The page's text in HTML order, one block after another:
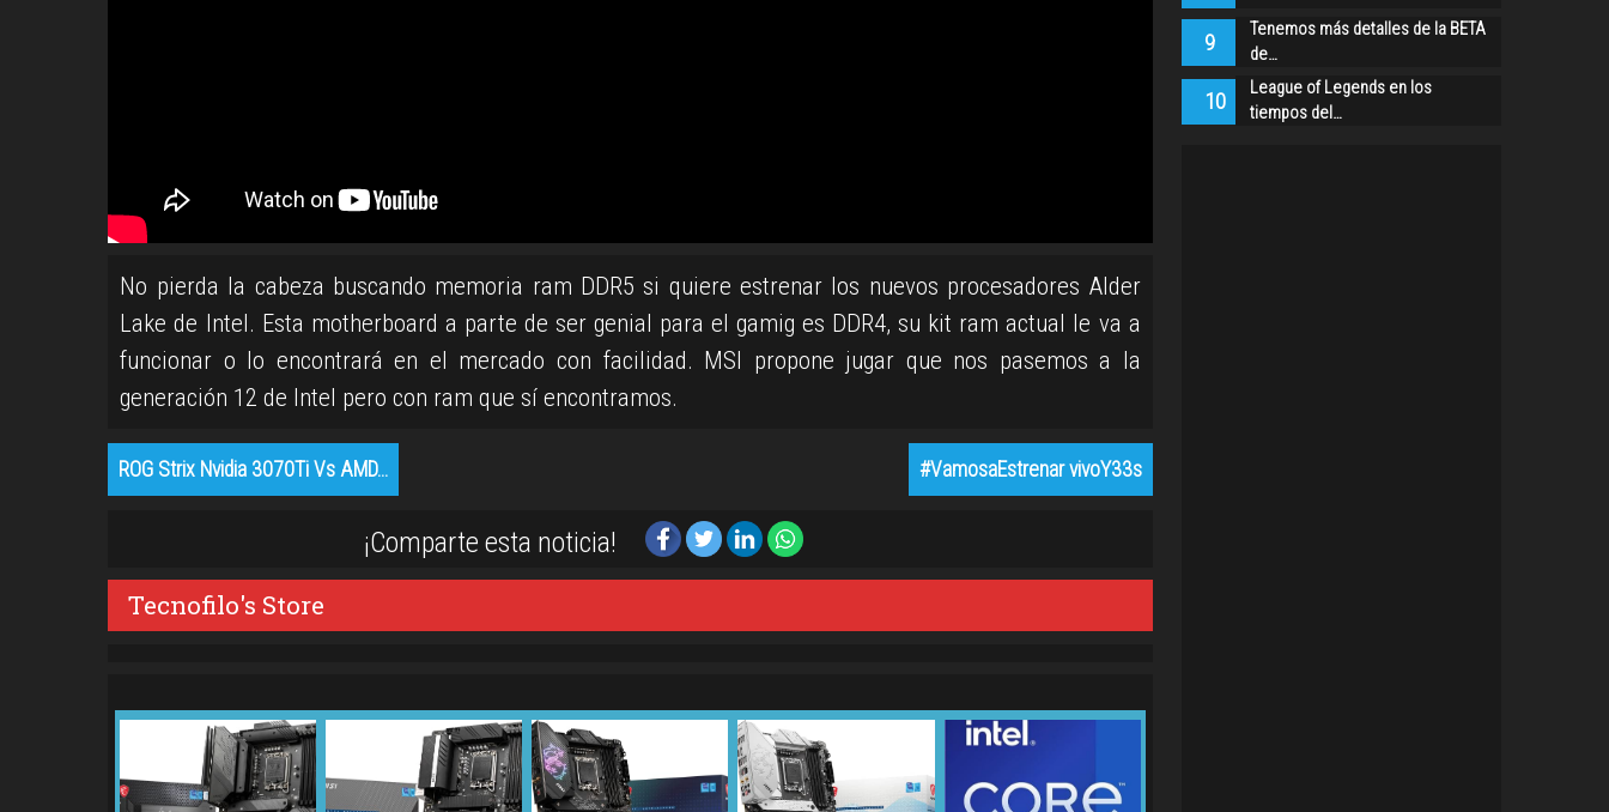
No pierda la cabeza buscando memoria ram DDR5 si quiere estrenar los nuevos procesadores Alder
Lake de Intel. Esta motherboard a parte de ser genial para el gamig es DDR4, su kit ram actual le va a
funcionar o lo encontrará en el mercado con facilidad. MSI propone jugar que nos pasemos a la
generación 12 de Intel pero con ram que sí encontramos.
ROG Strix Nvidia 3070Ti Vs AMD… #VamosaEstrenar vivoY33s
¡Comparte esta noticia!
Tecnofilo's Store
9
Tenemos más detalles de la BETA
de…
10
League of Legends en los
tiempos del…